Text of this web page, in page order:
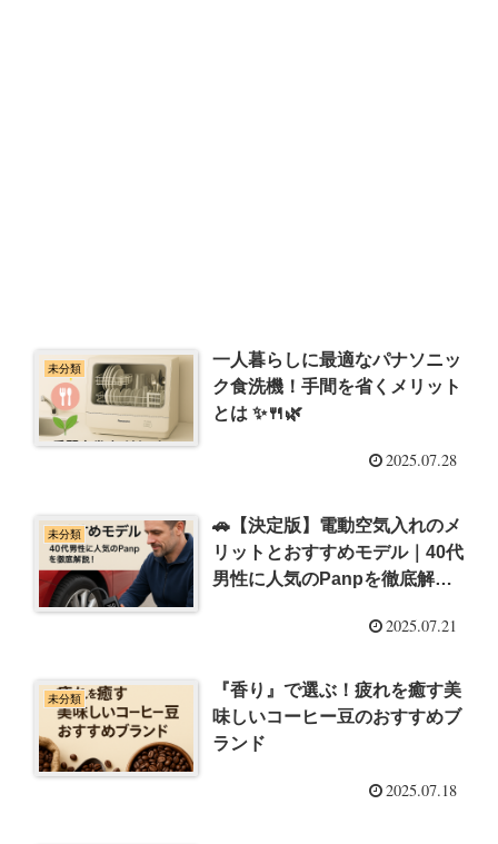
未分類
一人暮らしに最適なパナソニッ
ク食洗機！手間を省くメリット
とは ✨🍴🌿
2025.07.28
未分類
🚗【決定版】電動空気入れのメ
リットとおすすめモデル｜40代
男性に人気のPanpを徹底解
2025.07.21
未分類
『香り』で選ぶ！疲れを癒す美
味しいコーヒー豆のおすすめブ
ランド
2025.07.18